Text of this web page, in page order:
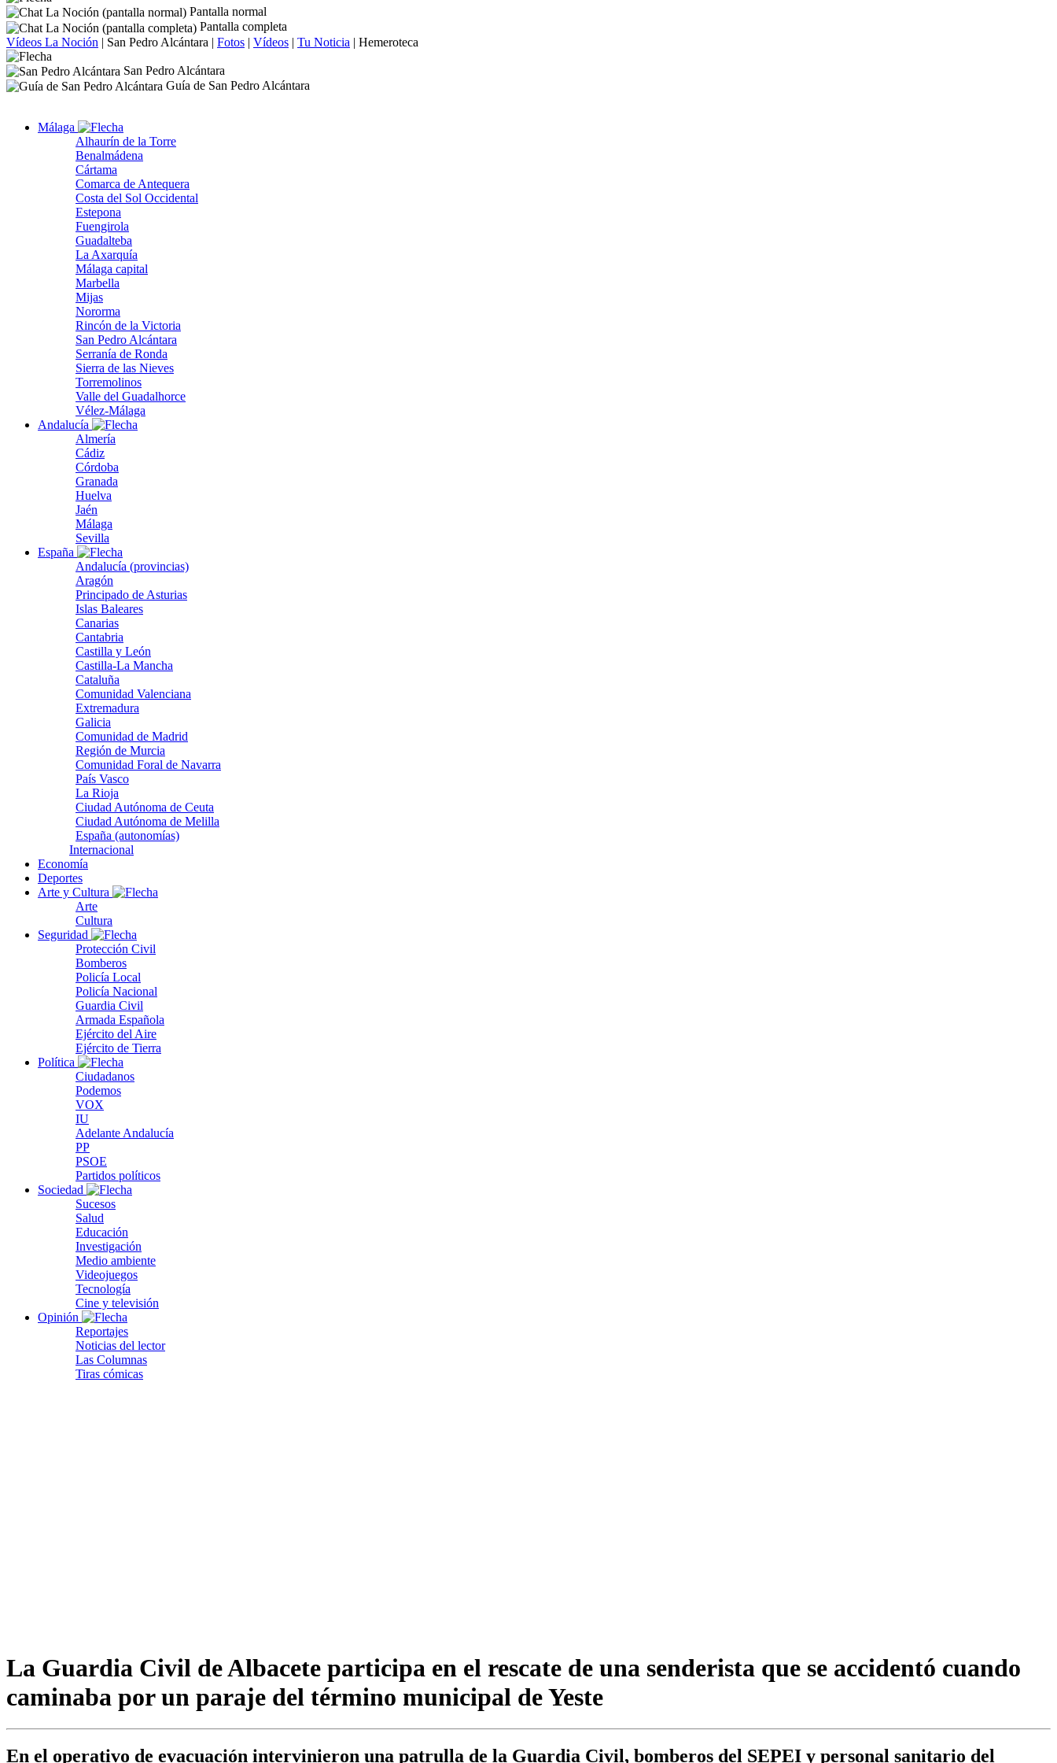
Pantalla normal
Pantalla completa
Vídeos La Noción | San Pedro Alcántara | Fotos | Vídeos | Tu Noticia | Hemeroteca
San Pedro Alcántara
Guía de San Pedro Alcántara
Málaga
Alhaurín de la Torre
Benalmádena
Cártama
Comarca de Antequera
Costa del Sol Occidental
Estepona
Fuengirola
Guadalteba
La Axarquía
Málaga capital
Marbella
Mijas
Nororma
Rincón de la Victoria
San Pedro Alcántara
Serranía de Ronda
Sierra de las Nieves
Torremolinos
Valle del Guadalhorce
Vélez-Málaga
Andalucía
Almería
Cádiz
Córdoba
Granada
Huelva
Jaén
Málaga
Sevilla
España
Andalucía (provincias)
Aragón
Principado de Asturias
Islas Baleares
Canarias
Cantabria
Castilla y León
Castilla-La Mancha
Cataluña
Comunidad Valenciana
Extremadura
Galicia
Comunidad de Madrid
Región de Murcia
Comunidad Foral de Navarra
País Vasco
La Rioja
Ciudad Autónoma de Ceuta
Ciudad Autónoma de Melilla
España (autonomías)
Internacional
Economía
Deportes
Arte y Cultura
Arte
Cultura
Seguridad
Protección Civil
Bomberos
Policía Local
Policía Nacional
Guardia Civil
Armada Española
Ejército del Aire
Ejército de Tierra
Política
Ciudadanos
Podemos
VOX
IU
Adelante Andalucía
PP
PSOE
Partidos políticos
Sociedad
Sucesos
Salud
Educación
Investigación
Medio ambiente
Videojuegos
Tecnología
Cine y televisión
Opinión
Reportajes
Noticias del lector
Las Columnas
Tiras cómicas
La Guardia Civil de Albacete participa en el rescate de una senderista que se accidentó cuando
caminaba por un paraje del término municipal de Yeste
En el operativo de evacuación intervinieron una patrulla de la Guardia Civil, bomberos del SEPEI y personal sanitario del